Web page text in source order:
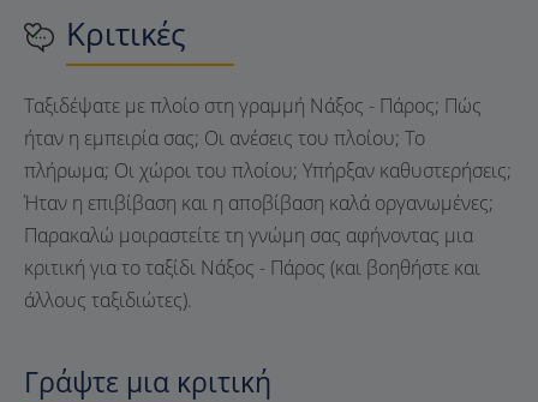
Κριτικές
Ταξιδέψατε με πλοίο στη γραμμή Νάξος - Πάρος; Πώς
ήταν η εμπειρία σας; Οι ανέσεις του πλοίου; Το
πλήρωμα; Οι χώροι του πλοίου; Υπήρξαν καθυστερήσεις;
Ήταν η επιβίβαση και η αποβίβαση καλά οργανωμένες;
Παρακαλώ μοιραστείτε τη γνώμη σας αφήνοντας μια
κριτική για το ταξίδι Νάξος - Πάρος (και βοηθήστε και
άλλους ταξιδιώτες).
Γράψτε μια κριτική